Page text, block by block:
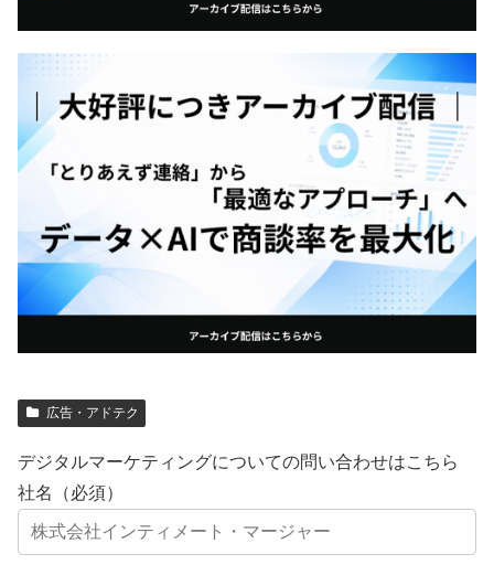
広告・アドテク
デジタルマーケティングについての問い合わせはこちら
社名（必須）